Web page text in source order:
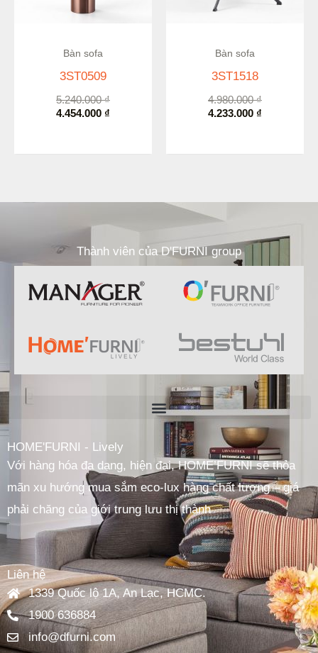
Bàn sofa
3ST0509
5.240.000₫
4.454.000 ₫
Bàn sofa
3ST1518
4.980.000₫
4.233.000 ₫
Thành viên của D'FURNI group
HOME'FURNI - Lively
Với hàng hóa đa dạng, hiện đại, HOME’FURNI sẽ thỏa
mãn xu hướng mua sắm eco-lux hàng chất lượng – giá
phải chăng của giới trung lưu thị thành
Liên hệ
1339 Quốc lộ 1A, An Lạc, HCMC.
1900 636884
info@dfurni.com